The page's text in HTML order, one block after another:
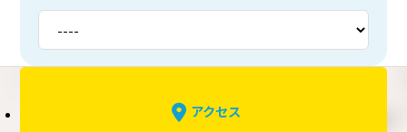
アクセス